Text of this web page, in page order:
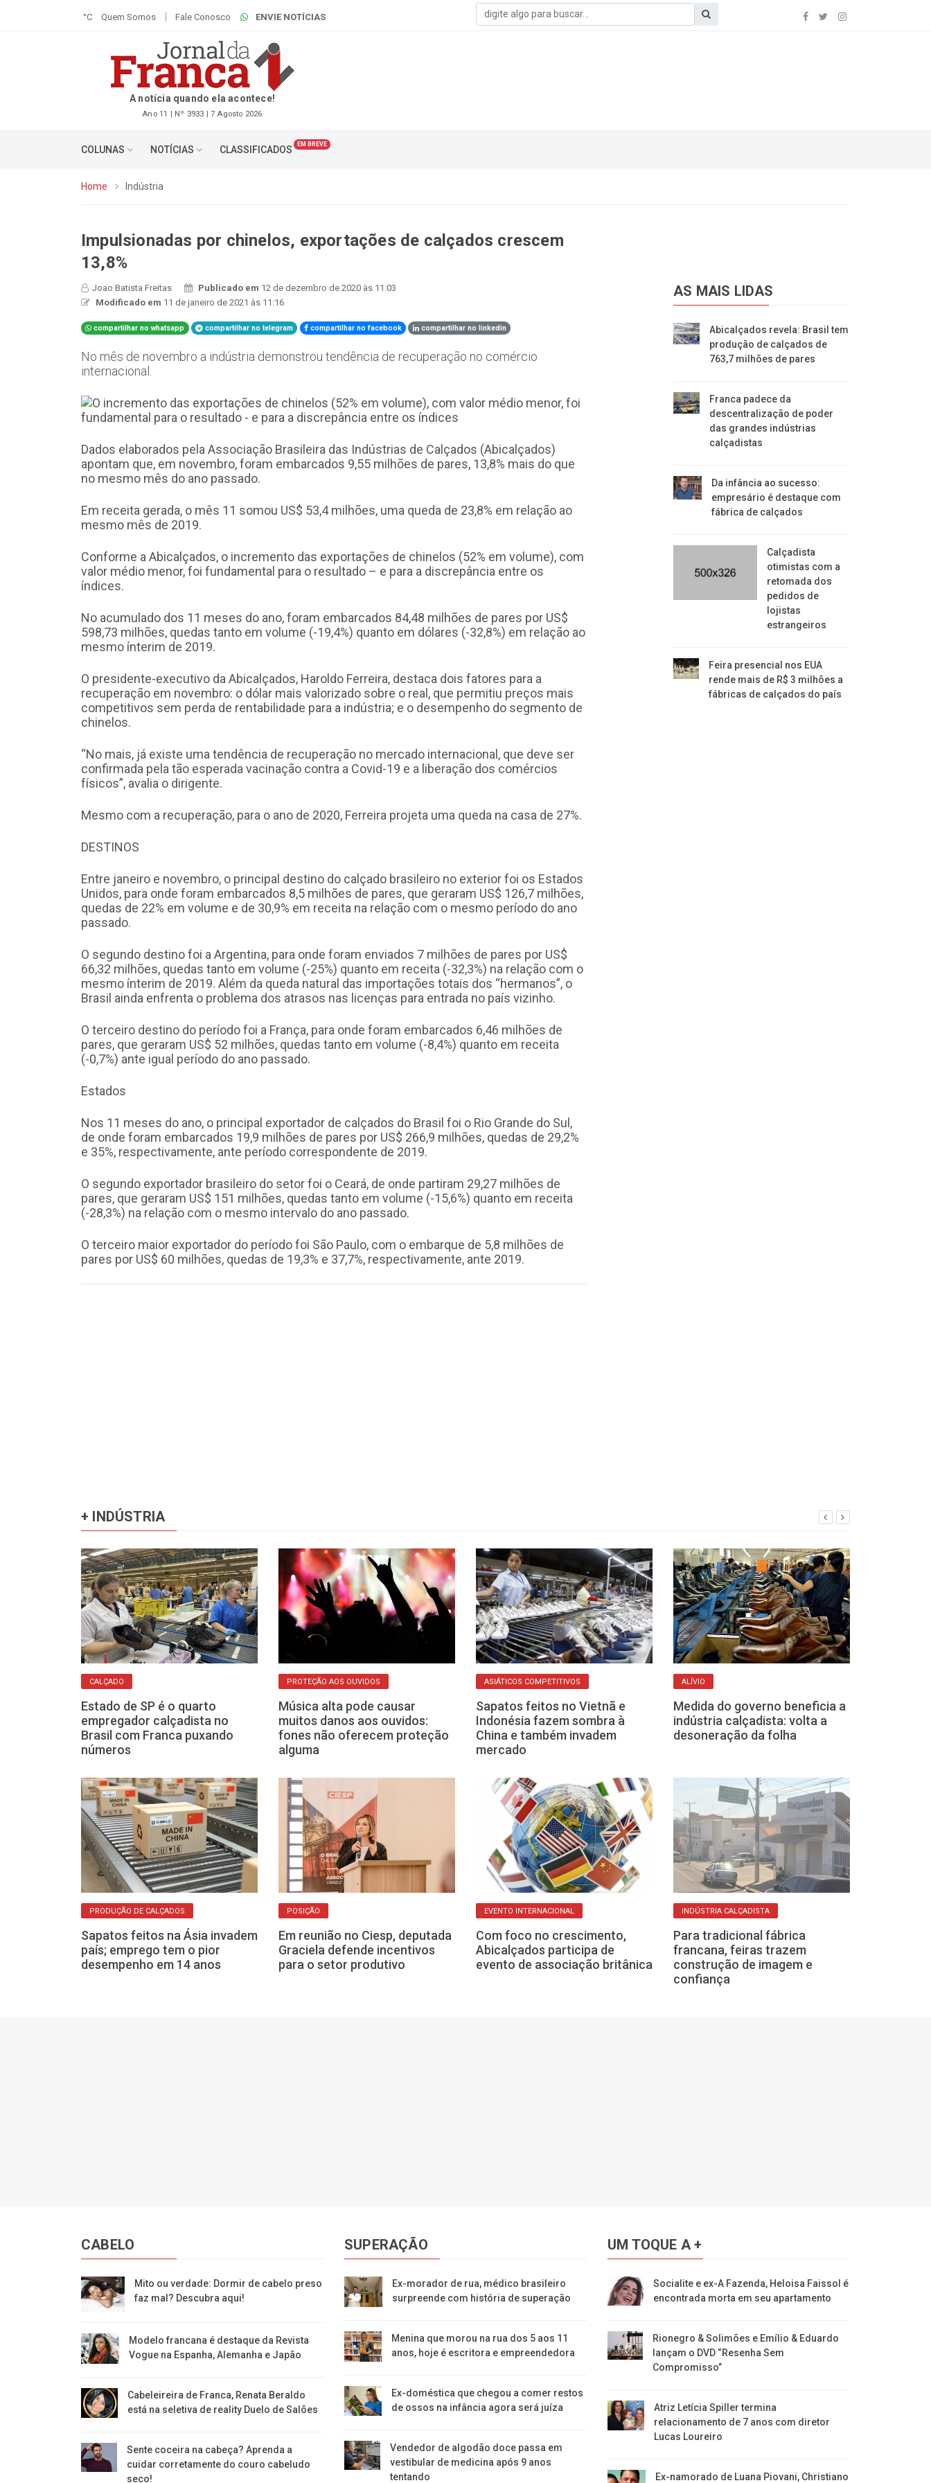
°C Quem Somos Fale Conosco ENVIE NOTÍCIAS
A notícia quando ela acontece!
Ano 11 | Nº 3933 | 7 Agosto 2026
COLUNAS NOTÍCIAS CLASSIFICADOS EM BREVE
Home Indústria
Impulsionadas por chinelos, exportações de calçados crescem
13,8%
Joao Batista Freitas Publicado em 12 de dezembro de 2020 às 11:03
Modificado em 11 de janeiro de 2021 às 11:16
compartilhar no whatsapp compartilhar no telegram compartilhar no facebook compartilhar no linkedin
No mês de novembro a indústria demonstrou tendência de recuperação no comércio
internacional.
Dados elaborados pela Associação Brasileira das Indústrias de Calçados (Abicalçados)
apontam que, em novembro, foram embarcados 9,55 milhões de pares, 13,8% mais do que
no mesmo mês do ano passado.
Em receita gerada, o mês 11 somou US$ 53,4 milhões, uma queda de 23,8% em relação ao
mesmo mês de 2019.
Conforme a Abicalçados, o incremento das exportações de chinelos (52% em volume), com
valor médio menor, foi fundamental para o resultado – e para a discrepância entre os
índices.
No acumulado dos 11 meses do ano, foram embarcados 84,48 milhões de pares por US$
598,73 milhões, quedas tanto em volume (-19,4%) quanto em dólares (-32,8%) em relação ao
mesmo ínterim de 2019.
O presidente-executivo da Abicalçados, Haroldo Ferreira, destaca dois fatores para a
recuperação em novembro: o dólar mais valorizado sobre o real, que permitiu preços mais
competitivos sem perda de rentabilidade para a indústria; e o desempenho do segmento de
chinelos.
“No mais, já existe uma tendência de recuperação no mercado internacional, que deve ser
confirmada pela tão esperada vacinação contra a Covid-19 e a liberação dos comércios
físicos”, avalia o dirigente.
Mesmo com a recuperação, para o ano de 2020, Ferreira projeta uma queda na casa de 27%.
DESTINOS
Entre janeiro e novembro, o principal destino do calçado brasileiro no exterior foi os Estados
Unidos, para onde foram embarcados 8,5 milhões de pares, que geraram US$ 126,7 milhões,
quedas de 22% em volume e de 30,9% em receita na relação com o mesmo período do ano
passado.
O segundo destino foi a Argentina, para onde foram enviados 7 milhões de pares por US$
66,32 milhões, quedas tanto em volume (-25%) quanto em receita (-32,3%) na relação com o
mesmo ínterim de 2019. Além da queda natural das importações totais dos “hermanos”, o
Brasil ainda enfrenta o problema dos atrasos nas licenças para entrada no país vizinho.
O terceiro destino do período foi a França, para onde foram embarcados 6,46 milhões de
pares, que geraram US$ 52 milhões, quedas tanto em volume (-8,4%) quanto em receita
(-0,7%) ante igual período do ano passado.
Estados
Nos 11 meses do ano, o principal exportador de calçados do Brasil foi o Rio Grande do Sul,
de onde foram embarcados 19,9 milhões de pares por US$ 266,9 milhões, quedas de 29,2%
e 35%, respectivamente, ante período correspondente de 2019.
O segundo exportador brasileiro do setor foi o Ceará, de onde partiram 29,27 milhões de
pares, que geraram US$ 151 milhões, quedas tanto em volume (-15,6%) quanto em receita
(-28,3%) na relação com o mesmo intervalo do ano passado.
O terceiro maior exportador do período foi São Paulo, com o embarque de 5,8 milhões de
pares por US$ 60 milhões, quedas de 19,3% e 37,7%, respectivamente, ante 2019.
AS MAIS LIDAS
Abicalçados revela: Brasil tem
produção de calçados de
763,7 milhões de pares
Franca padece da
descentralização de poder
das grandes indústrias
calçadistas
Da infância ao sucesso:
empresário é destaque com
fábrica de calçados
Calçadista
otimistas com a
retomada dos
pedidos de
lojistas
estrangeiros
Feira presencial nos EUA
rende mais de R$ 3 milhões a
fábricas de calçados do país
+ INDÚSTRIA
CALÇADO
Estado de SP é o quarto
empregador calçadista no
Brasil com Franca puxando
números
PROTEÇÃO AOS OUVIDOS
Música alta pode causar
muitos danos aos ouvidos:
fones não oferecem proteção
alguma
ASIÁTICOS COMPETITIVOS
Sapatos feitos no Vietnã e
Indonésia fazem sombra à
China e também invadem
mercado
ALÍVIO
Medida do governo beneficia a
indústria calçadista: volta a
desoneração da folha
PRODUÇÃO DE CALÇADOS
Sapatos feitos na Ásia invadem
país; emprego tem o pior
desempenho em 14 anos
POSIÇÃO
Em reunião no Ciesp, deputada
Graciela defende incentivos
para o setor produtivo
EVENTO INTERNACIONAL
Com foco no crescimento,
Abicalçados participa de
evento de associação britânica
INDÚSTRIA CALÇADISTA
Para tradicional fábrica
francana, feiras trazem
construção de imagem e
confiança
CABELO
Mito ou verdade: Dormir de cabelo preso
faz mal? Descubra aqui!
Modelo francana é destaque da Revista
Vogue na Espanha, Alemanha e Japão
Cabeleireira de Franca, Renata Beraldo
está na seletiva de reality Duelo de Salões
Sente coceira na cabeça? Aprenda a
cuidar corretamente do couro cabeludo
seco!
SUPERAÇÃO
Ex-morador de rua, médico brasileiro
surpreende com história de superação
Menina que morou na rua dos 5 aos 11
anos, hoje é escritora e empreendedora
Ex-doméstica que chegou a comer restos
de ossos na infância agora será juíza
Vendedor de algodão doce passa em
vestibular de medicina após 9 anos
tentando
UM TOQUE A +
Socialite e ex-A Fazenda, Heloisa Faissol é
encontrada morta em seu apartamento
Rionegro & Solimões e Emílio & Eduardo
lançam o DVD “Resenha Sem
Compromisso”
Atriz Letícia Spiller termina
relacionamento de 7 anos com diretor
Lucas Loureiro
Ex-namorado de Luana Piovani, Christiano